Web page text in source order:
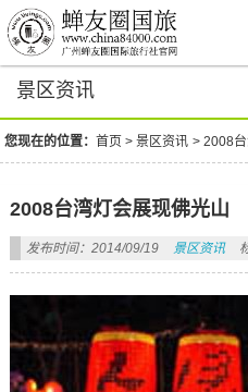
景区资讯
您现在的位置：首页 >景区资讯 >2008
2008台湾灯会展现佛光山
发布时间：2014/09/19 景区资讯